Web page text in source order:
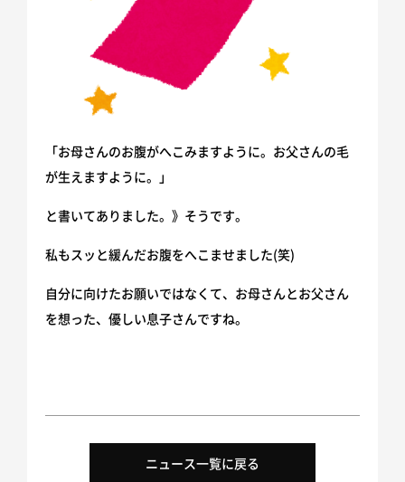
お客様相談室
SDGsへの取り組み
「お母さんのお腹がへこみますように。お父さんの毛
が生えますように。」
と書いてありました。》そうです。
私もスッと緩んだお腹をへこませました(笑)
自分に向けたお願いではなくて、お母さんとお父さん
を想った、優しい息子さんですね。
ニュース一覧に戻る